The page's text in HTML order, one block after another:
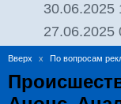
30.06.2025
27.06.2025
Вверх x По вопросам